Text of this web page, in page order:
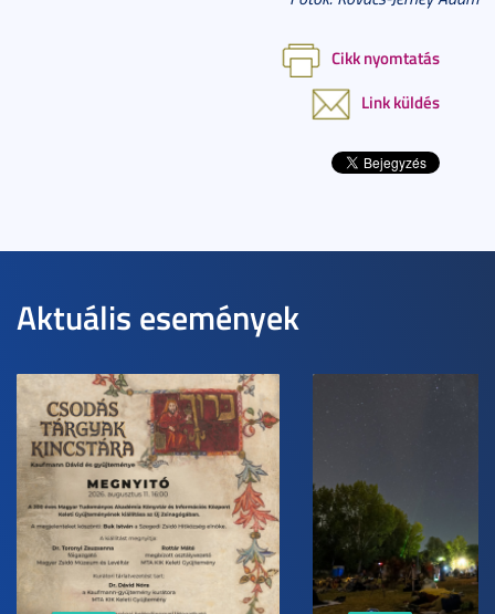
Cikk nyomtatás
Link küldés
Aktuális események